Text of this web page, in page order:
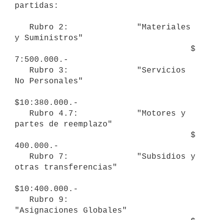
partidas:
y Suministros"
7:500.000.-
No Personales"
$10:380.000.-
partes de reemplazo"
400.000.-
otras transferencias"
$10:400.000.-
"Asignaciones Globales"